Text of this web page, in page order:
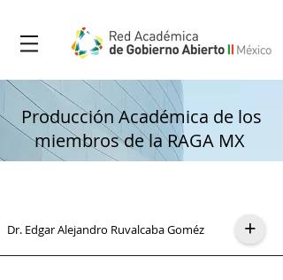
Dr. Edgar Alejandro Ruvalcaba Goméz
Producción Académica de los
miembros de la RAGA MX
+